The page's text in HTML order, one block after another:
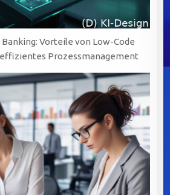
Vorteile von Low-Code
Prozessmanagement